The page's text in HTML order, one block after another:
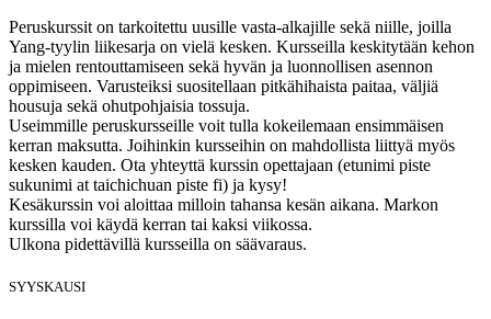
Peruskurssit on tarkoitettu uusille vasta-alkajille sekä niille, joilla
Yang-tyylin liikesarja on vielä kesken. Kursseilla keskitytään kehon
ja mielen rentouttamiseen sekä hyvän ja luonnollisen asennon
oppimiseen. Varusteiksi suositellaan pitkähihaista paitaa, väljiä
housuja sekä ohutpohjaisia tossuja.
Useimmille peruskursseille voit tulla kokeilemaan ensimmäisen
kerran maksutta. Joihinkin kursseihin on mahdollista liittyä myös
kesken kauden. Ota yhteyttä kurssin opettajaan (etunimi piste
sukunimi at taichichuan piste fi) ja kysy!
Kesäkurssin voi aloittaa milloin tahansa kesän aikana. Markon
kurssilla voi käydä kerran tai kaksi viikossa.
Ulkona pidettävillä kursseilla on säävaraus.
SYYSKAUSI